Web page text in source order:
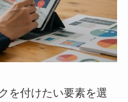
を付けたい要素を選